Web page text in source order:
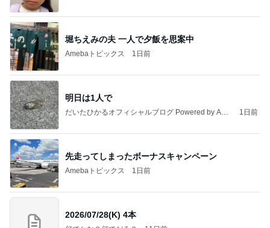
堀ちえみの夫 一人で夕飯を思案中
Amebaトピックス 1日前
明日は1人で
だいたひかるオフィシャルブログ Powered by Ame
1日前
先走ってしまったボーナスキャンペーン
Amebaトピックス 1日前
2026/07/28(K) 4本